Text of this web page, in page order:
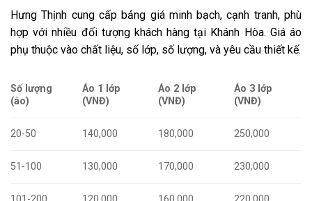
Hưng Thịnh cung cấp bảng giá minh bạch, cạnh tranh, phù
hợp với nhiều đối tượng khách hàng tại Khánh Hòa. Giá áo
phụ thuộc vào chất liệu, số lớp, số lượng, và yêu cầu thiết kế.
Số lượng
(áo)
Áo 1 lớp
(VNĐ)
Áo 2 lớp
(VNĐ)
Áo 3 lớp
(VNĐ)
20-50 140,000 180,000 250,000
51-100 130,000 170,000 230,000